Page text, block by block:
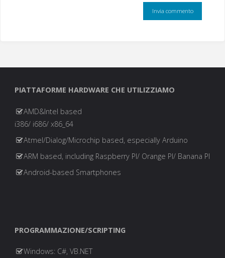
PIATTAFORME HARDWARE CHE UTILIZZIAMO
AMD&Intel based
i386/ i686/ x86_64
Atmel/Dialog/Microchip based, especially Arduino
ARM based, including Raspberry PI/ Orange PI/ Banana PI
Android-based Smartphones
PROGRAMMAZIONE/SCRIPTING
Windows: C#, VB.NET